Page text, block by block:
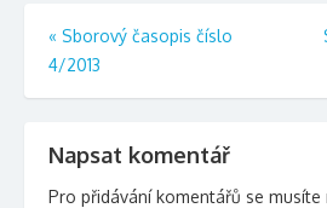
Navigace
pro
« Sborový časopis číslo
4/2013
Napsat komentář
Pro přidávání komentářů se musíte